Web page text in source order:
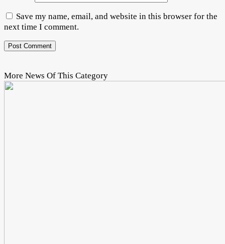
Save my name, email, and website in this browser for the
next time I comment.
More News Of This Category